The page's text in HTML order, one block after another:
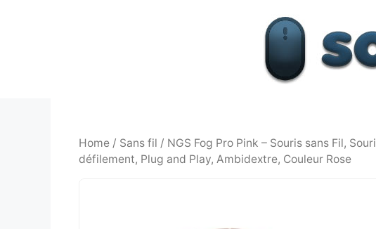
Home / Sans fil / NGS Fog Pro Pink – Souris sans Fil,
défilement, Plug and Play, Ambidextre, Couleur Rose